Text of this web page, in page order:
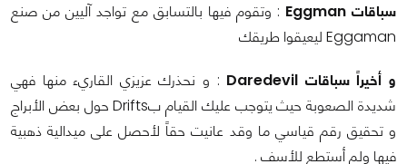
سباقات Eggman
: وتقوم فيها بالتسابق مع تواجد آليين من صنع
Eggaman ليعيقوا طريقك
و أخيراً سباقات Daredevil
: و نحذرك عزيزي القاريء منها فهي
شديدة الصعوبة حيث يتوجب عليك القيام بDrifts حول بعض الأبراج
و تحقيق رقم قياسي ما وقد عانيت حقاً لأحصل على ميدالية ذهبية
فيها ولم أستطع للأسف .